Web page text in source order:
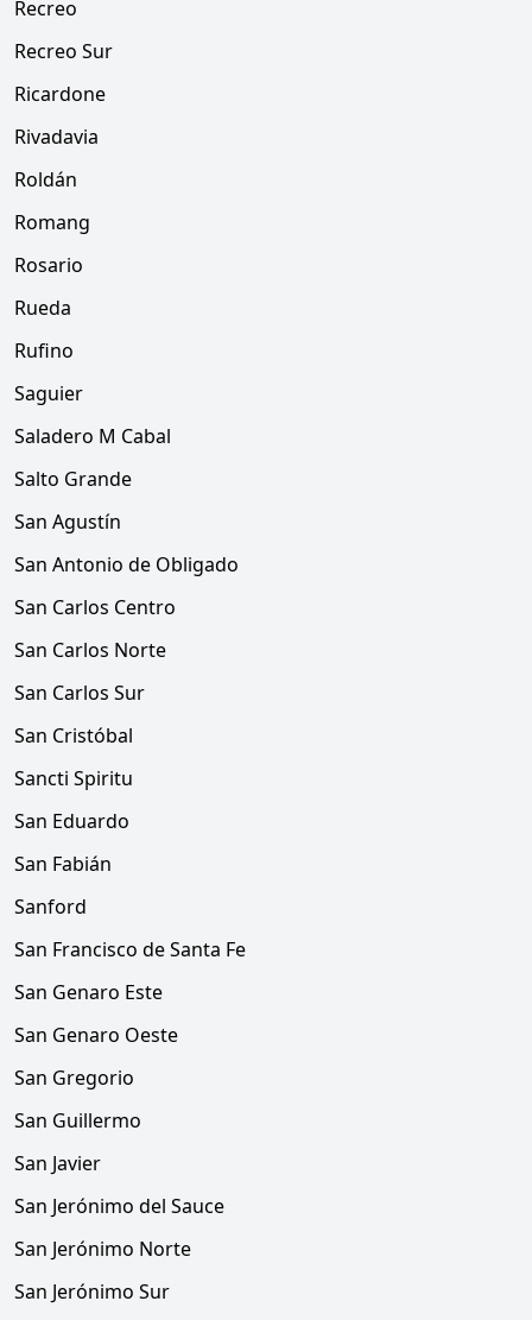
Recreo
Recreo Sur
Ricardone
Rivadavia
Roldán
Romang
Rosario
Rueda
Rufino
Saguier
Saladero M Cabal
Salto Grande
San Agustín
San Antonio de Obligado
San Carlos Centro
San Carlos Norte
San Carlos Sur
San Cristóbal
Sancti Spiritu
San Eduardo
San Fabián
Sanford
San Francisco de Santa Fe
San Genaro Este
San Genaro Oeste
San Gregorio
San Guillermo
San Javier
San Jerónimo del Sauce
San Jerónimo Norte
San Jerónimo Sur